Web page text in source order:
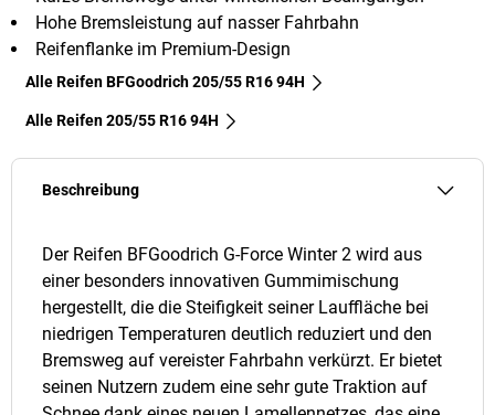
Hohe Bremsleistung auf nasser Fahrbahn
Reifenflanke im Premium-Design
Alle Reifen BFGoodrich 205/55 R16 94H
Alle Reifen‎ 205/55 R16 94H
Beschreibung
Der Reifen BFGoodrich G-Force Winter 2 wird aus
einer besonders innovativen Gummimischung
hergestellt, die die Steifigkeit seiner Lauffläche bei
niedrigen Temperaturen deutlich reduziert und den
Bremsweg auf vereister Fahrbahn verkürzt. Er bietet
seinen Nutzern zudem eine sehr gute Traktion auf